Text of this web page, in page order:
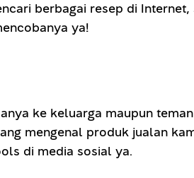
berbagai resep di
ya!
ke keluarga maupun
mengenal produk jualan
di media sosial ya.